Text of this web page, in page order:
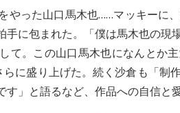
やった山口馬木也……マッキーに
手に包まれた。「僕は馬木也の
て。この山口馬木也になんとか
に盛り上げた。続く沙倉も「制
」と語るなど、作品への自信と